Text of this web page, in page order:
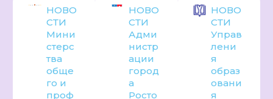
НОВО
СТИ
Мини
стерс
тва
обще
го и
проф
НОВО
СТИ
Адми
нистр
ации
город
а
Росто
НОВО
СТИ
Управ
лени
я
образ
овани
я